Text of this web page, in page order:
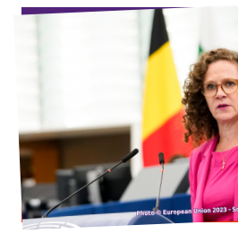
Vacatures
Word vrijwilliger